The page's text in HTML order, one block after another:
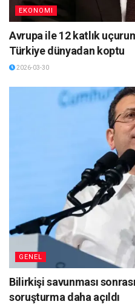
EKONOMI
Avrupa ile 12 katlık
Türkiye dünyadan koptu
2026-03-30
GENEL
Bilirkişi savunması
soruşturma daha açıldı